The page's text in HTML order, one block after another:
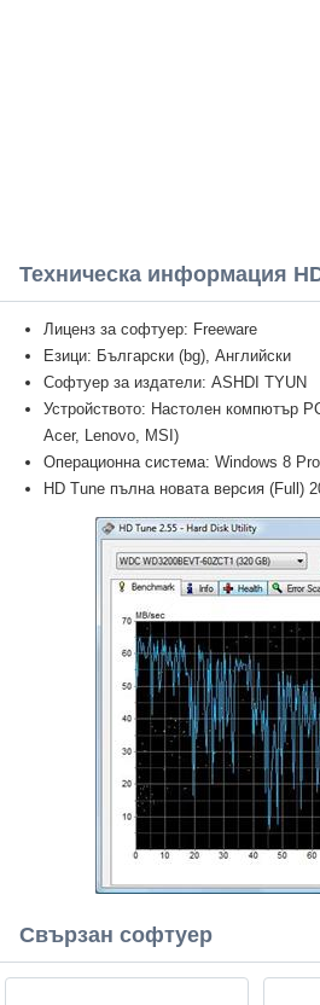
Техническа информация
Лиценз за софтуер: Freeware
Езици: Български (bg), Английски
Софтуер за издатели: ASHDI TYUN
Устройството: Настолен компютър
Acer, Lenovo, MSI)
Операционна система: Windows 8
HD Tune пълна новата версия (Full)
Свързан софтуер